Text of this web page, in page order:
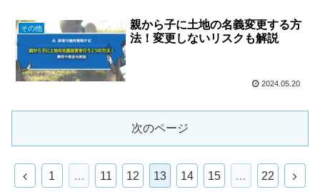
その他
​​親から子に土地の名義変更する方
法！変更しないリスクも解説
2024.05.20
次のページ
前
1 … 11 12 13 14 15 … 22
次